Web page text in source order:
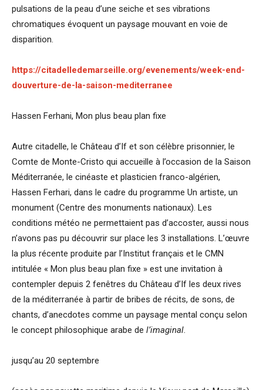
pulsations de la peau d’une seiche et ses vibrations
chromatiques évoquent un paysage mouvant en voie de
disparition.
https://citadelledemarseille.org/evenements/week-end-
douverture-de-la-saison-mediterranee
Hassen Ferhani, Mon plus beau plan fixe
Autre citadelle, le Château d’If et son célèbre prisonnier, le
Comte de Monte-Cristo qui accueille à l’occasion de la Saison
Méditerranée, le cinéaste et plasticien franco-algérien,
Hassen Ferhari, dans le cadre du programme Un artiste, un
monument (Centre des monuments nationaux). Les
conditions météo ne permettaient pas d’accoster, aussi nous
n’avons pas pu découvrir sur place les 3 installations. L’œuvre
la plus récente produite par l’Institut français et le CMN
intitulée « Mon plus beau plan fixe » est une invitation à
contempler depuis 2 fenêtres du Château d’If les deux rives
de la méditerranée à partir de bribes de récits, de sons, de
chants, d’anecdotes comme un paysage mental conçu selon
le concept philosophique arabe de l’imaginal.
jusqu’au 20 septembre